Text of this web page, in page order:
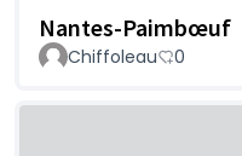
Nantes-Paimbœuf
Chiffoleau 0